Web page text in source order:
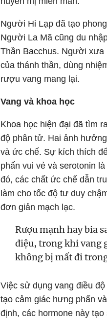
Người Hi Lạp đã tạo
Người La Mã cũng du
Thần Bacchus. Người
của thánh thần, dùng
rượu vang mang lại.
Vang và khoa học
Khoa học hiện đại đã tìm
độ phân tử. Hai ảnh
và ức chế. Sự kích thích
phấn vui vẻ và serotonin
đó, các chất ức chế dẫn
làm cho tốc độ tư duy
đơn giản mạch lạc.
Rượu mạnh hay bia
điệu, trong khi vang
không bị mất đi
Việc sử dụng vang điều
tạo cảm giác hưng phấn
định, các hormone này